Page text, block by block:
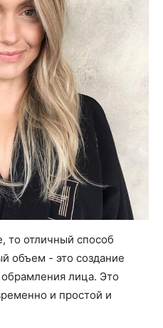
то отличный способ
объем - это создание
лица. Это
и простой и